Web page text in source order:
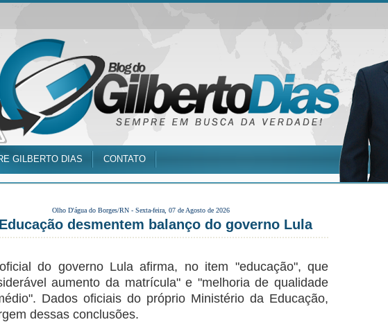
GILBERTO DIAS CONTATO
Olho D'água do Borges/RN - Sexta-feira, 07 de Agosto de 2026
desmentem balanço do governo Lula
do governo Lula afirma, no item "educação", que
aumento da matrícula" e "melhoria de qualidade
Dados oficiais do próprio Ministério da Educação,
dessas conclusões.